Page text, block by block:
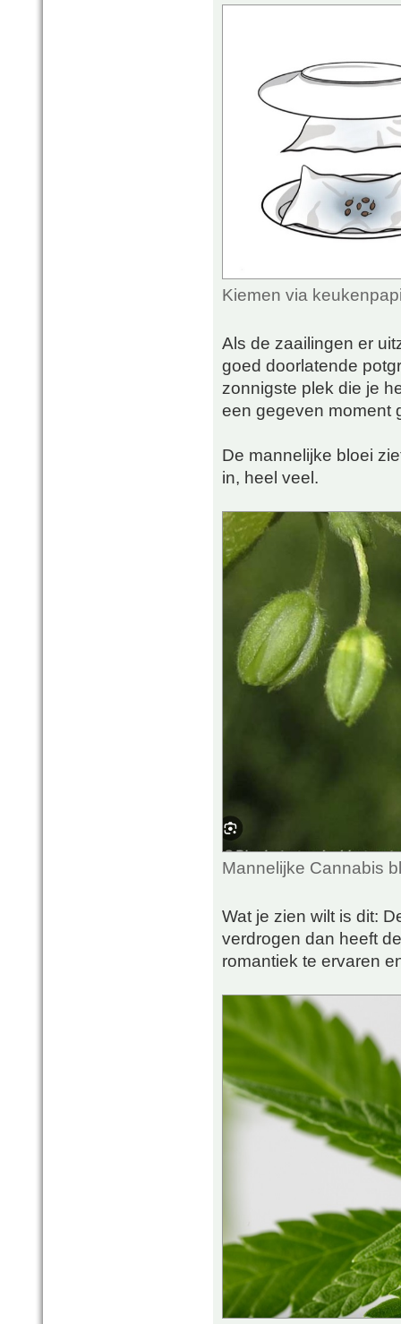
Kiemen via
Als de zaailingen er
goed doorlatende
zonnigste plek die je
een gegeven moment
De mannelijke bloei
in, heel veel.
Mannelijke Cannabis
Wat je zien wilt is dit:
verdrogen dan heeft
romantiek te ervaren